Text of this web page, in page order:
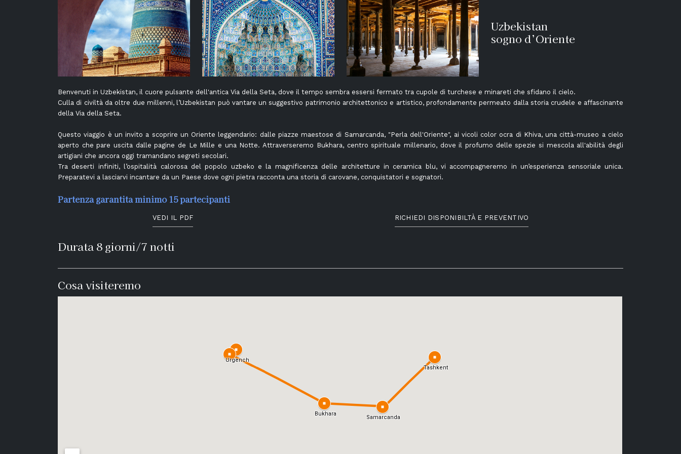
Uzbekistan
sogno d’Oriente
Benvenuti in Uzbekistan, il cuore pulsante dell'antica Via della Seta, dove il tempo sembra essersi fermato tra cupole di turchese e minareti che sfidano il cielo.
Culla di civiltà da oltre due millenni, l’Uzbekistan può vantare un suggestivo patrimonio architettonico e artistico, profondamente permeato dalla storia crudele e affascinante
della Via della Seta.
Questo viaggio è un invito a scoprire un Oriente leggendario: dalle piazze maestose di Samarcanda, "Perla dell'Oriente", ai vicoli color ocra di Khiva, una città-museo a cielo
aperto che pare uscita dalle pagine de Le Mille e una Notte. Attraverseremo Bukhara, centro spirituale millenario, dove il profumo delle spezie si mescola all'abilità degli
artigiani che ancora oggi tramandano segreti secolari.
Tra deserti infiniti, l’ospitalità calorosa del popolo uzbeko e la magnificenza delle architetture in ceramica blu, vi accompagneremo in un’esperienza sensoriale unica.
Preparatevi a lasciarvi incantare da un Paese dove ogni pietra racconta una storia di carovane, conquistatori e sognatori.
Partenza garantita minimo 15 partecipanti
VEDI IL PDF RICHIEDI DISPONIBILTÀ E PREVENTIVO
Durata 8 giorni/7 notti
Cosa visiteremo